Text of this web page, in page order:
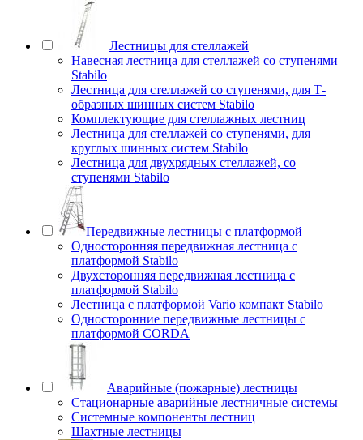
Лестницы для стеллажей
Навесная лестница для стеллажей со ступенями
Stabilo
Лестница для стеллажей со ступенями, для Т-
образных шинных систем Stabilo
Комплектующие для стеллажных лестниц
Лестница для стеллажей со ступенями, для
круглых шинных систем Stabilo
Лестница для двухрядных стеллажей, со
ступенями Stabilo
Передвижные лестницы с платформой
Односторонняя передвижная лестница с
платформой Stabilo
Двухсторонняя передвижная лестница с
платформой Stabilo
Лестница с платформой Vario компакт Stabilo
Односторонние передвижные лестницы с
платформой CORDA
Аварийные (пожарные) лестницы
Стационарные аварийные лестничные системы
Системные компоненты лестниц
Шахтные лестницы